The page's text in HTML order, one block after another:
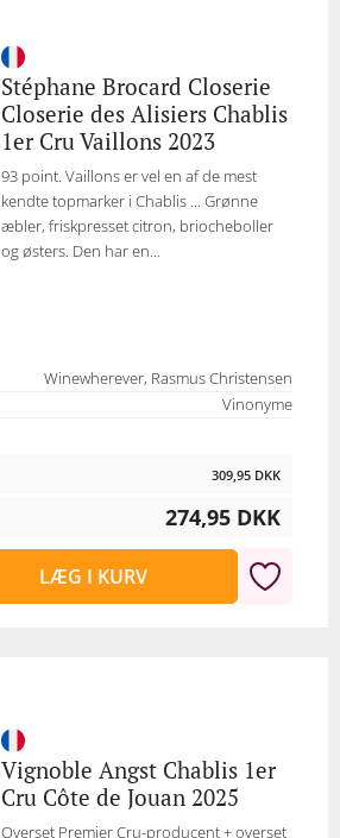
Stéphane Brocard Closerie
Closerie des Alisiers Chablis
1er Cru Vaillons 2023
93 point. Vaillons er vel en af de mest
kendte topmarker i Chablis ... Grønne
æbler, friskpresset citron, briocheboller
og østers. Den har en...
Winewherever, Rasmus Christensen
Vinonyme
309,95 DKK
274,95 DKK
LÆG I KURV
Vignoble Angst Chablis 1er
Cru Côte de Jouan 2025
Overset Premier Cru-producent + overset